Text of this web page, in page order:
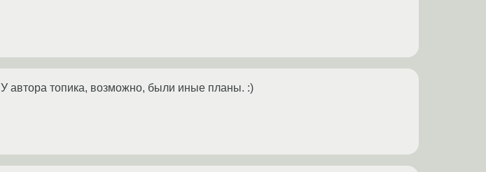
автора топика, возможно, были иные планы. :)